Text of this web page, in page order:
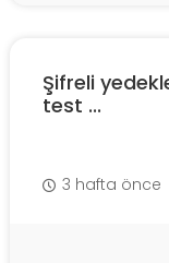
Şifreli
test ...
3 hafta önce